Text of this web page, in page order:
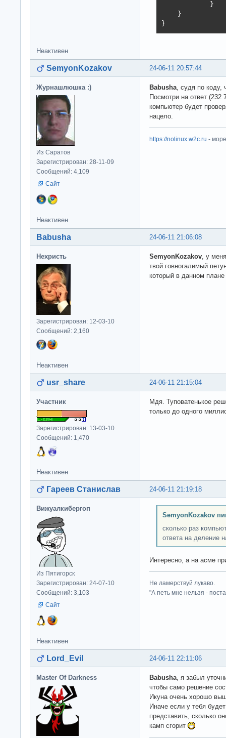
            }
    }
}
Неактивен
24-06-11 20:57:44
SemyonKozakov
Журнашлюшка :)
Из Саратов
Зарегистрирован: 28-11-09
Сообщений: 4,109
Сайт
Babusha , судя по
Посмотри на ответ (232
компьютер будет
нацело.
https://nolinux.w2c.ru -
Неактивен
24-06-11 21:06:08
Babusha
Нехристь
Зарегистрирован: 12-03-10
Сообщений: 2,160
SemyonKozakov , у
твой говногалимый
который в данном
Неактивен
24-06-11 21:15:04
usr_share
Участник
Зарегистрирован: 13-03-10
Сообщений: 1,470
Мдя. Туповатенькое
только до одного
Неактивен
24-06-11 21:19:18
Гареев Станислав
Вижуалкибергоп
Из Пятигорск
Зарегистрирован: 24-07-10
Сообщений: 3,103
Сайт
SemyonKozakov
сколько раз
ответа на деление
Интересно, а на асме
Не ламерствуй лукаво.
"А петь мне нельзя -
Неактивен
24-06-11 22:11:06
Lord_Evil
Master Of Darkness Babusha , я забыл
чтобы само решение
Икуна очень хорошо
Иначе если у тебя
представить, сколько
камп сгорит